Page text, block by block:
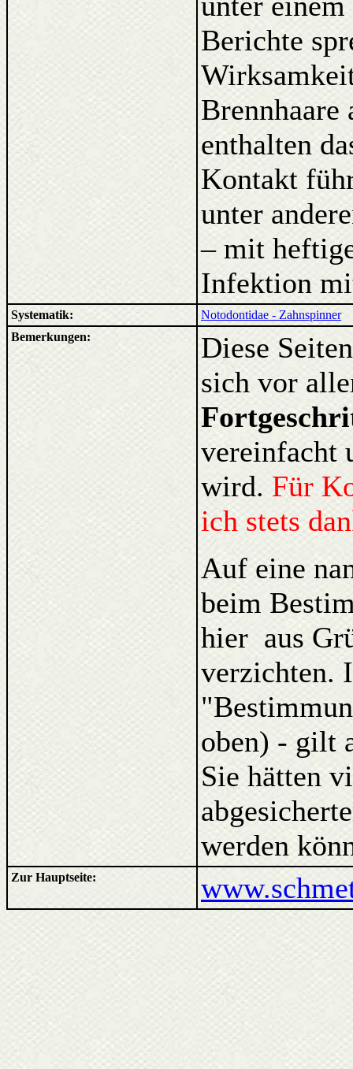
Berichte
Brennhaare
enthalten
Kontakt
unter
– mit
Infektion
Systematik:
Notodontidae - Zahnspinner
Bemerkungen:
Diese
sich vor
vereinfacht
wird. Für
ich stets
Auf eine
beim
hier aus
verzichten.
oben) - gilt
Sie hätten
werden
Zur Hauptseite: